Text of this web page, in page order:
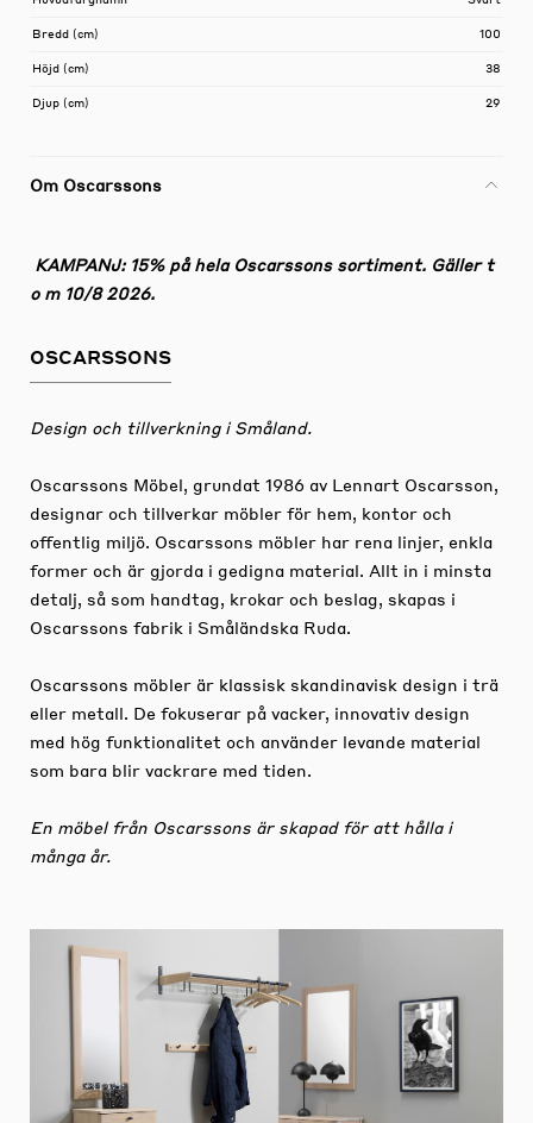
Bredd (cm) 100
Höjd (cm) 38
Djup (cm) 29
Om Oscarssons
KAMPANJ: 15% på hela Oscarssons sortiment. Gäller t
o m 10/8 2026.
OSCARSSONS
Design och tillverkning i Småland.
Oscarssons Möbel, grundat 1986 av Lennart Oscarsson,
designar och tillverkar möbler för hem, kontor och
offentlig miljö. Oscarssons möbler har rena linjer, enkla
former och är gjorda i gedigna material. Allt in i minsta
detalj, så som handtag, krokar och beslag, skapas i
Oscarssons fabrik i Småländska Ruda.
Oscarssons möbler är klassisk skandinavisk design i trä
eller metall. De fokuserar på vacker, innovativ design
med hög funktionalitet och använder levande material
som bara blir vackrare med tiden.
En möbel från Oscarssons är skapad för att hålla i
många år.